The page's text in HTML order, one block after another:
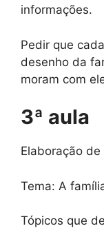
informações.
Pedir que
desenho da
moram com
3ª aula
Elaboração
Tema: A
Tópicos que